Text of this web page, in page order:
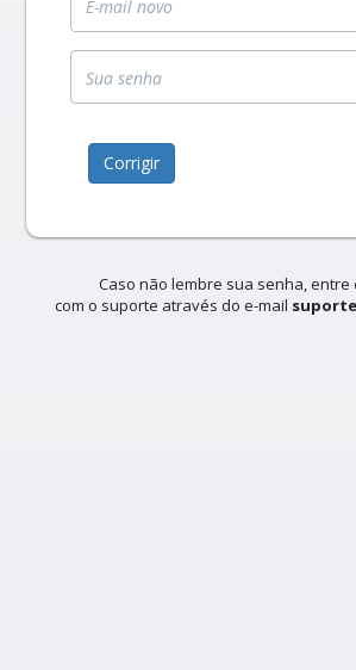
Sua senha
Corrigir
Caso não lembre sua senha, entre
com o suporte através do e-mail